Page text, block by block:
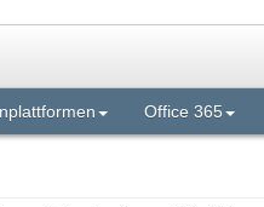
Office 365